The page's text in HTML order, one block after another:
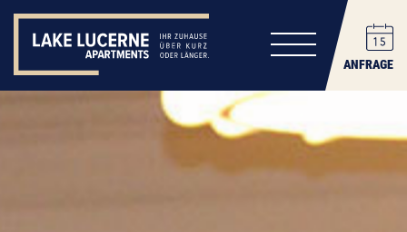
ANFRAGE